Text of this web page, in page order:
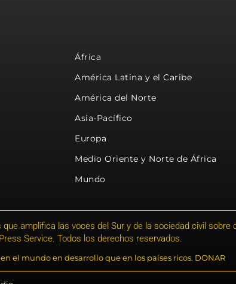
África
América Latina y el Caribe
América del Norte
Asia-Pacífico
Europa
Medio Oriente y Norte de África
Mundo
amplifica las voces del Sur y de la sociedad civil sobre
Service. Todos los derechos reservados.
el mundo en desarrollo que en los países ricos. DONAR